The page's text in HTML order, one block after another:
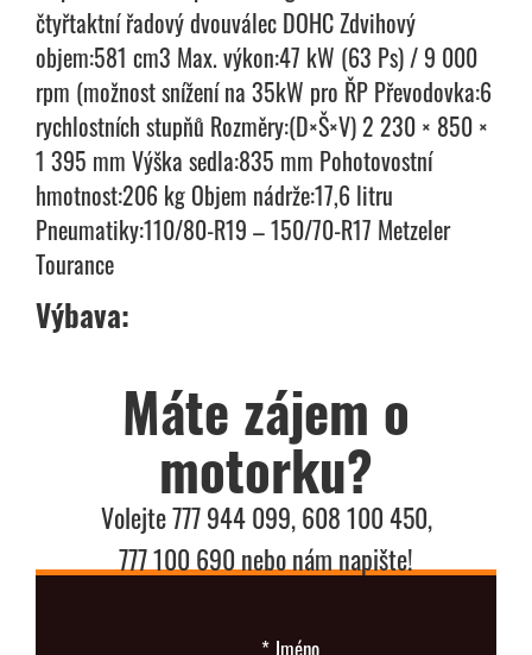
čtyřtaktní řadový dvouválec DOHC Zdvihový
objem:581 cm3 Max. výkon:47 kW (63 Ps) / 9 000
rpm (možnost snížení na 35kW pro ŘP Převodovka:6
rychlostních stupňů Rozměry:(D×Š×V) 2 230 × 850 ×
1 395 mm Výška sedla:835 mm Pohotovostní
hmotnost:206 kg Objem nádrže:17,6 litru
Pneumatiky:110/80-R19 – 150/70-R17 Metzeler
Tourance
Výbava:
Máte zájem o
motorku?
Volejte 777 944 099, 608 100 450,
777 100 690 nebo nám napište!
*Jméno